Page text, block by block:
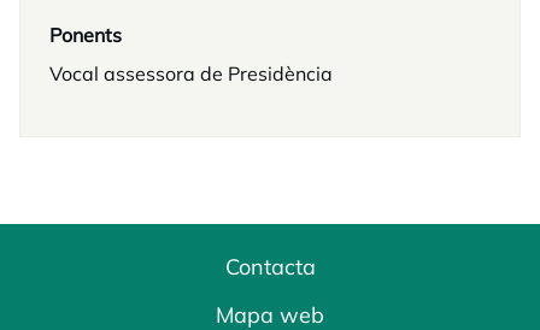
Ponents
Vocal assessora de Presidència
Contacta
Mapa web